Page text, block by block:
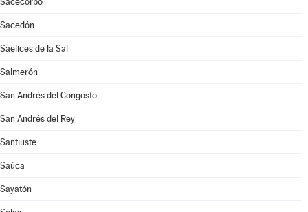
Sacedón
Saelices de la Sal
Salmerón
San Andrés del Congosto
San Andrés del Rey
Santiuste
Saúca
Sayatón